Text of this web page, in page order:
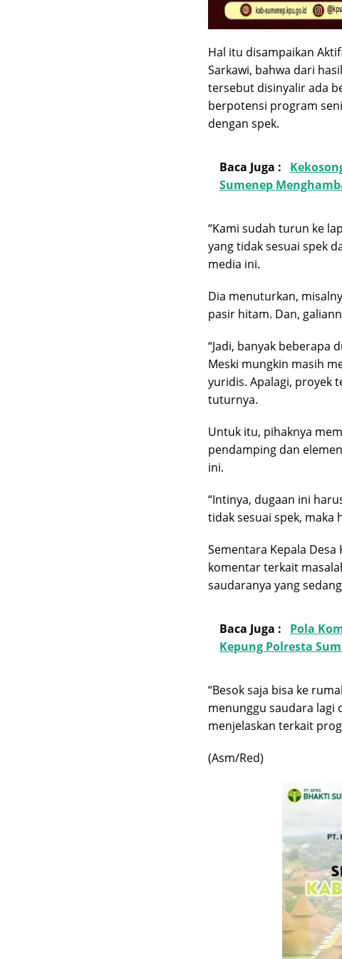
Hal itu disampaikan
Sarkawi, bahwa dari
tersebut disinyalir ada
berpotensi program
dengan spek.
Baca Juga :
Sumenep
“Kami sudah turun ke
yang tidak sesuai spek
media ini.
Dia menuturkan,
pasir hitam. Dan,
“Jadi, banyak beberapa
Meski mungkin masih
yuridis. Apalagi, proyek
tuturnya.
Untuk itu, pihaknya
pendamping dan
ini.
“Intinya, dugaan ini
tidak sesuai spek, maka
Sementara Kepala
komentar terkait
saudaranya yang
Baca Juga :
Pola
Kepung Polresta
“Besok saja bisa ke
menunggu saudara lagi
menjelaskan terkait
(Asm/Red)